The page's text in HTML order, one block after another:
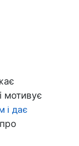
мотивує
і дає